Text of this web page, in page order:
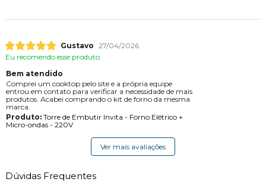
Gustavo 27/04/2026
Eu recomendo esse produto.
Bem atendido
Comprei um cooktop pelo site e a própria equipe
entrou em contato para verificar a necessidade de mais
produtos. Acabei comprando o kit de forno da mesma
marca.
Produto:Torre de Embutir Invita - Forno Elétrico +
Micro-ondas - 220V
Ver mais avaliações
Dúvidas Frequentes